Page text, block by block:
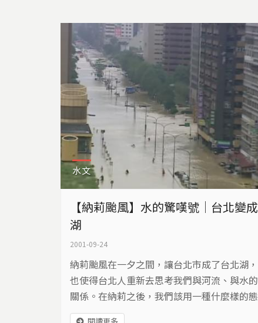
線。
水文
【納莉颱風】水的驚嘆號｜台北變成
湖
2001-09-24
納莉颱風在一夕之間，讓台北市成了台北湖，
也使得台北人重新去思考我們與河流、與水的
關係。在納莉之後，我們該用一種什麼樣的態
度，與都市裡的水建立起新夥伴關係呢？這是